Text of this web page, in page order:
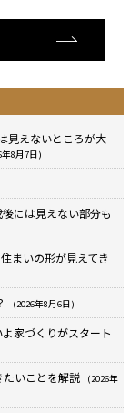
見えないところが大
年8月7日)
には見えない部分も
まいの形が見えてき
(2026年8月6日)
家づくりがスタート
たいことを解説
(2026年